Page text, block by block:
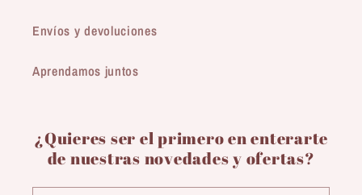
Envíos y devoluciones
Aprendamos juntos
¿Quieres ser el primero en enterarte
de nuestras novedades y ofertas?